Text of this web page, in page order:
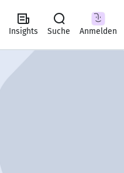
Insights Suche Anmelden